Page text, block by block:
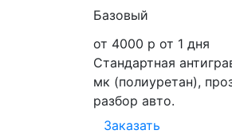
Базовый
от 4000 р от 1 дня
Стандартная
мк (полиуретан),
разбор авто.
Заказать